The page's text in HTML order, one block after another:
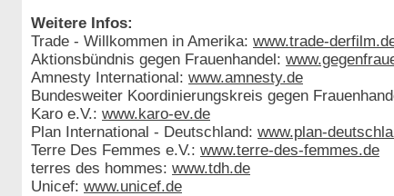
Weitere Infos:
Trade - Willkommen in Amerika: www.trade-
Aktionsbündnis gegen Frauenhandel:
Amnesty International: www.amnesty.de
Bundesweiter Koordinierungskreis gegen
Karo e.V.: www.karo-ev.de
Plan International - Deutschland: www.plan-
Terre Des Femmes e.V.: www.terre-des-femmes.de
terres des hommes: www.tdh.de
Unicef: www.unicef.de